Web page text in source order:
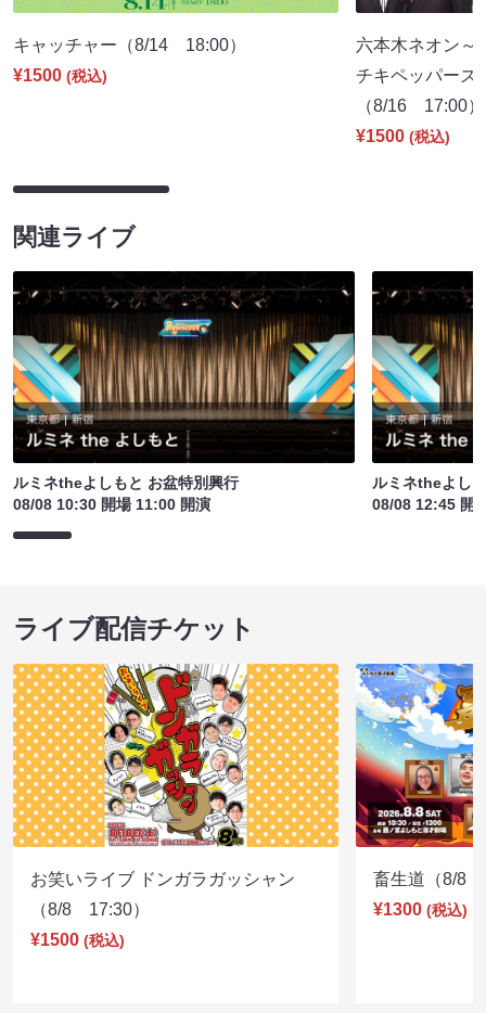
キャッチャー（8/14 18:00）
¥1500 (税込)
六本木ネオン～
チキペッパーズ
（8/16 17:00）
¥1500 (税込)
関連ライブ
ルミネtheよしもと お盆特別興行
08/08 10:30 開場 11:00 開演
ルミネtheよし
08/08 12:45 開
ライブ配信チケット
お笑いライブ ドンガラガッシャン
（8/8 17:30）
¥1500 (税込)
畜生道（8/8
¥1300 (税込)